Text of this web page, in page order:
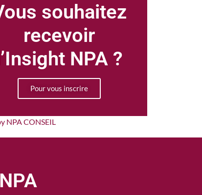
souhaitez
recevoir
l’Insight NPA ?
Pour vous inscrire
NPA CONSEIL